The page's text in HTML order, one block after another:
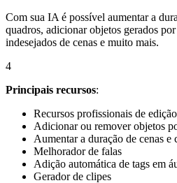
Com sua IA é possível aumentar a
quadros, adicionar objetos gerados
indesejados de cenas e muito mais.
4
Principais recursos:
Recursos profissionais de edição
Adicionar ou remover objetos
Aumentar a duração de cenas e
Melhorador de falas
Adição automática de tags em
Gerador de clipes